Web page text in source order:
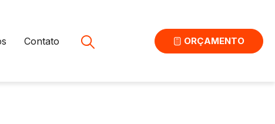
Contato ORÇAMENTO